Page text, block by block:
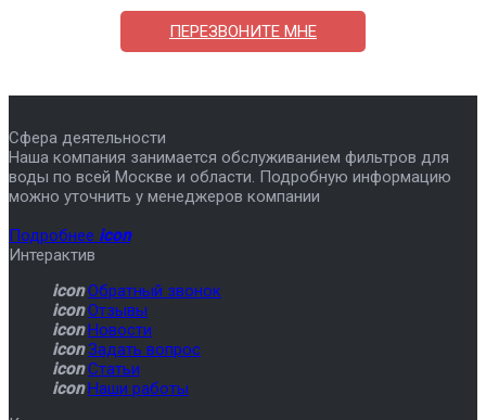
ПЕРЕЗВОНИТЕ МНЕ
Сфера деятельности
Наша компания занимается обслуживанием фильтров для
воды по всей Москве и области. Подробную информацию
можно уточнить у менеджеров компании
Подробнее icon
Интерактив
icon Обратный звонок
icon Отзывы
icon Новости
icon Задать вопрос
icon Статьи
icon Наши работы